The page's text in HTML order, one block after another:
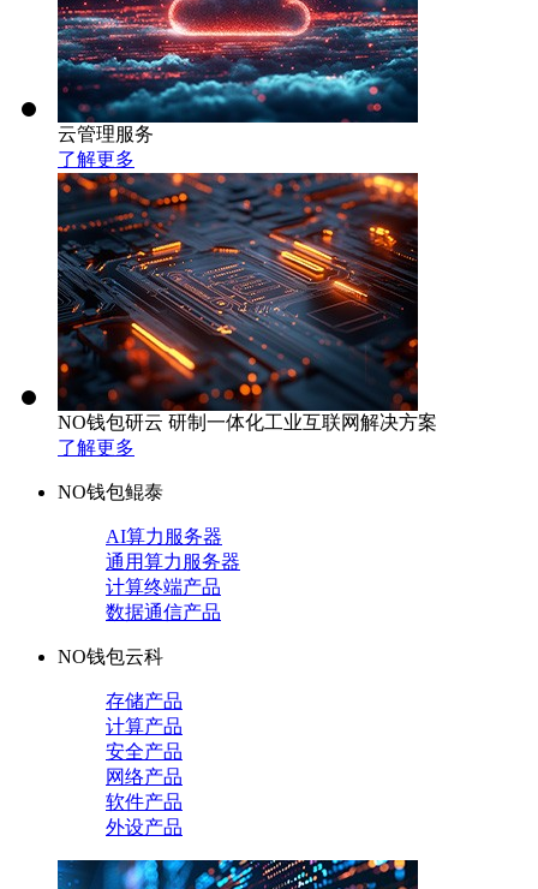
云管理服务
了解更多
NO钱包研云 研制一体化工业互联网解决方案
了解更多
NO钱包鲲泰
AI算力服务器
通用算力服务器
计算终端产品
数据通信产品
NO钱包云科
存储产品
计算产品
安全产品
网络产品
软件产品
外设产品